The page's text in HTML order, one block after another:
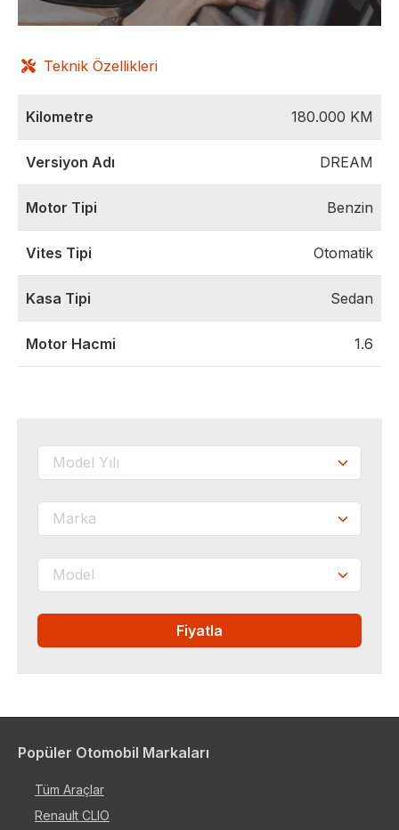
Teknik Özellikleri
Kilometre 180.000 KM
Versiyon Adı DREAM
Motor Tipi Benzin
Vites Tipi Otomatik
Kasa Tipi Sedan
Motor Hacmi 1.6
Fiyatla
Popüler Otomobil Markaları
Tüm Araçlar
Renault CLIO